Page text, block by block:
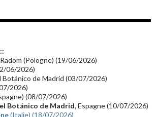
Vidéo Jarrecast (16) Synthé 80's
Cinéma
Belgique(15)
Astronomie (14) (14)
(Pologne) (19/06/2026)
06/2026)
Botánico de Madrid (03/07/2026)
2026)
(08/07/2026)
Botánico de Madrid,Espagne (10/07/2026)
(Italie) (18/07/2026)